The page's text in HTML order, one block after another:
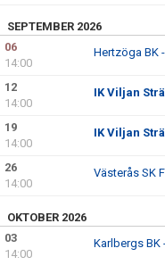
SEPTEMBER 2026
06
14:00
Hertzöga BK -
12
14:00
IK Viljan
19
14:00
IK Viljan
26
14:00
Västerås SK
OKTOBER 2026
03
14:00
Karlbergs BK